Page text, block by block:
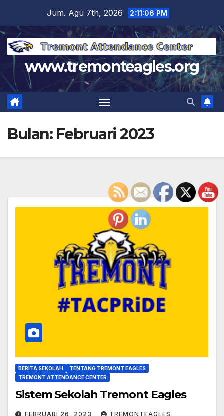
content
Jum. Agu 7th, 2026 2:11:06 PM
www.tremonteagles.org
Bulan: Februari 2023
BERITA SEKOLAH
TENTANG TREMONT EAGLES
TREMONT ATTENDANCE CENTER
Sistem Sekolah Tremont Eagles
FEBRUARI 26, 2023 TREMONTEAGLES